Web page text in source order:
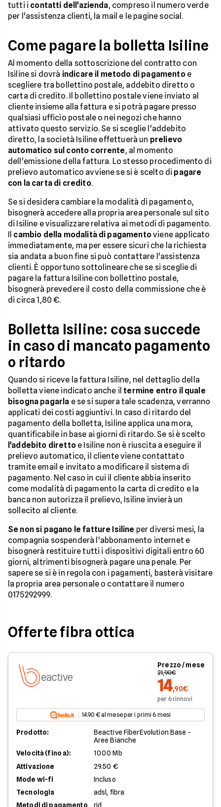
tutti i contatti dell'azienda, compreso il numero verde
per l'assistenza clienti, la mail e le pagine social.
Come pagare la bolletta Isiline
Al momento della sottoscrizione del contratto con
Isiline si dovrà indicare il metodo di pagamentoe
scegliere tra bollettino postale, addebito diretto o
carta di credito. Il bollettino postale viene inviato al
cliente insieme alla fattura e si potrà pagare presso
qualsiasi ufficio postale o nei negozi che hanno
attivato questo servizio. Se si sceglie l'addebito
diretto, la società Isiline effettuerà un prelievo
automatico sul conto corrente, al momento
dell'emissione della fattura. Lo stesso procedimento di
prelievo automatico avviene se si è scelto di pagare
con la carta di credito.
Se si desidera cambiare la modalità di pagamento,
bisognerà accedere alla propria area personale sul sito
di Isiline e visualizzare relativa ai metodi di pagamento.
Il cambio della modalità di pagamentoviene applicato
immediatamente, ma per essere sicuri che la richiesta
sia andata a buon fine si può contattare l'assistenza
clienti. È opportuno sottolineare che se si sceglie di
pagare la fattura Isiline con bollettino postale,
bisognerà prevedere il costo della commissione che è
di circa 1,80 €.
Bolletta Isiline: cosa succede
in caso di mancato pagamento
o ritardo
Quando si riceve la fattura Isiline, nel dettaglio della
bolletta viene indicato anche il termine entro il quale
bisogna pagarla e se si supera tale scadenza, verranno
applicati dei costi aggiuntivi. In caso di ritardo del
pagamento della bolletta, Isiline applica una mora,
quantificabile in base ai giorni di ritardo. Se si è scelto
l'addebito direttoe Isiline non è riuscita a eseguire il
prelievo automatico, il cliente viene contattato
tramite email e invitato a modificare il sistema di
pagamento. Nel caso in cui il cliente abbia inserito
come modalità di pagamento la carta di credito e la
banca non autorizza il prelievo, Isiline invierà un
sollecito al cliente.
Se non si pagano le fatture Isiline per diversi mesi, la
compagnia sospenderà l'abbonamento internet e
bisognerà restituire tutti i dispositivi digitali entro 60
giorni, altrimenti bisognerà pagare una penale. Per
sapere se si è in regola con i pagamenti, basterà visitare
la propria area personale o contattare il numero
0175292999.
Offerte fibra ottica
Prezzo / mese
21,90€
14,90€
per 6 rinnovi
14.90 € al mese per i primi 6 mesi
Prodotto:
Beactive FiberEvolution Base -
Aree Bianche
Velocità (fino a):
1000 Mb
Attivazione
29.50 €
Mode wi-fi
Incluso
Tecnologia
adsl, fibra
Metodi di pagamento
rid